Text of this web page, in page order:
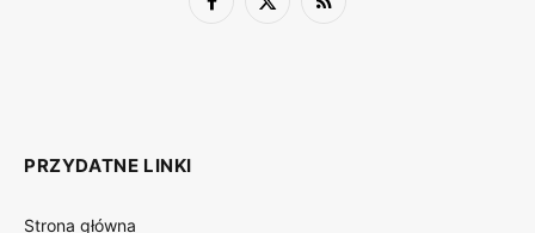
Facebook
X
RSS
PRZYDATNE LINKI
Strona główna